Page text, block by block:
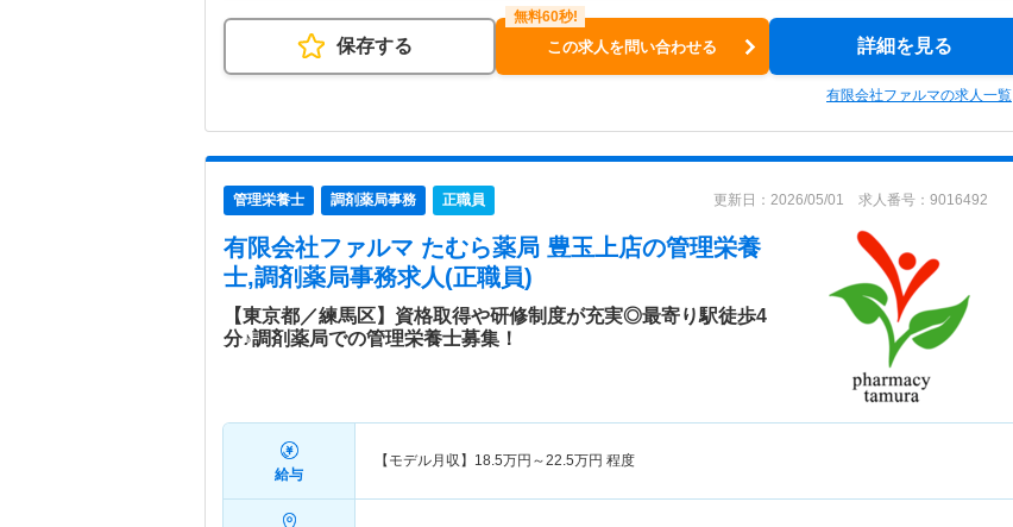
保存する この求人を問い合わせる 詳細を見る
有限会社ファルマの求人一覧
管理栄養士 調剤薬局事務 正職員 更新日：2026/05/01 求人番号：9016492
有限会社ファルマ たむら薬局 豊玉上店の管理栄養
士,調剤薬局事務求人(正職員)
【東京都／練馬区】資格取得や研修制度が充実◎最寄り駅徒歩4
分♪調剤薬局での管理栄養士募集！
給与
【モデル月収】 18.5万円～22.5万円 程度